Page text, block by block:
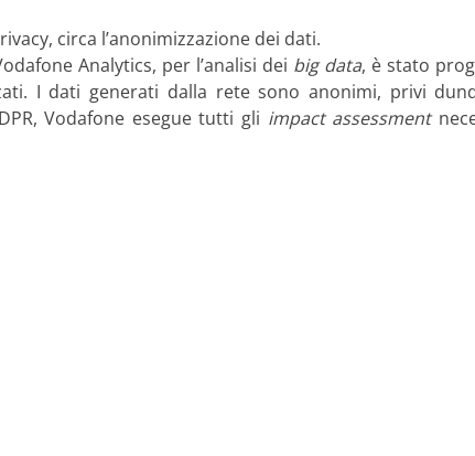
circa l’anonimizzazione dei dati.
Analytics, per l’analisi dei big data, è stato
I dati generati dalla rete sono anonimi, privi
Vodafone esegue tutti gli impact assessment